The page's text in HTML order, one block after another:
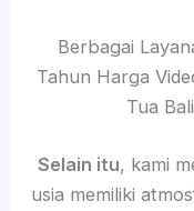
Berbagai
Tahun Harga
Tua
Selain itu, kami
usia memiliki